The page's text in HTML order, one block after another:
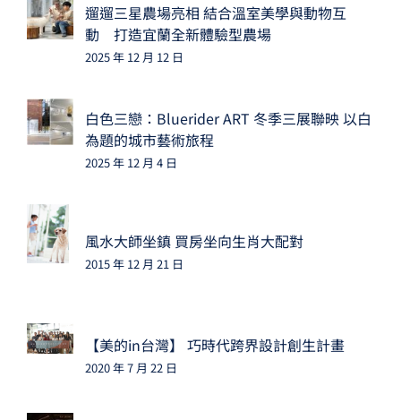
遛遛三星農場亮相 結合溫室美學與動物互
動 打造宜蘭全新體驗型農場
2025 年 12 月 12 日
白色三戀：Bluerider ART 冬季三展聯映 以白
為題的城市藝術旅程
2025 年 12 月 4 日
風水大師坐鎮 買房坐向生肖大配對
2015 年 12 月 21 日
【美的in台灣】 巧時代跨界設計創生計畫
2020 年 7 月 22 日